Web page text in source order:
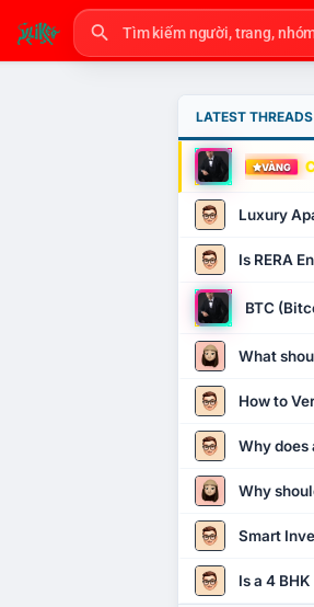
LATEST THREADS
VÀNG
Luxury
Is RERA
BTC
What
How to
Why does
Why
Smart
Is a 4